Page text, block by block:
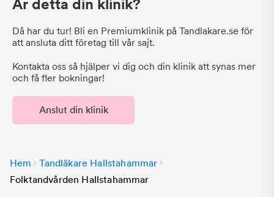
Är detta din klinik?
Då har du tur! Bli en Premiumklinik på Tandlakare.se för
att ansluta ditt företag till vår sajt.
Kontakta oss så hjälper vi dig och din klinik att synas mer
och få fler bokningar!
Anslut din klinik
Hem
Tandläkare Hallstahammar
Folktandvården Hallstahammar